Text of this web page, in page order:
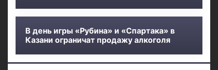
В день игры «Рубина» и «Спартака» в
Казани ограничат продажу алкоголя